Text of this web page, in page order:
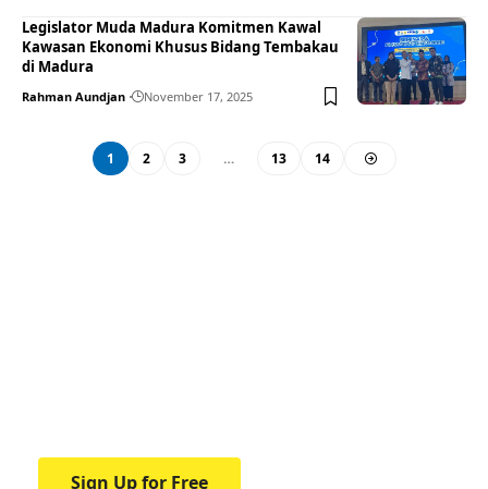
Legislator Muda Madura Komitmen Kawal
Kawasan Ekonomi Khusus Bidang Tembakau
di Madura
Rahman Aundjan November 17, 2025
1 2 3 … 13 14
Sign Up for Free